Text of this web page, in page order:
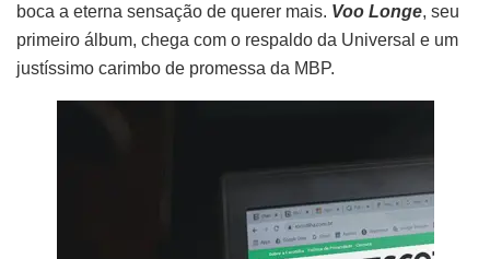
boca a eterna sensação de querer mais. Voo Longe, seu
primeiro álbum, chega com o respaldo da Universal e um
justíssimo carimbo de promessa da MBP.